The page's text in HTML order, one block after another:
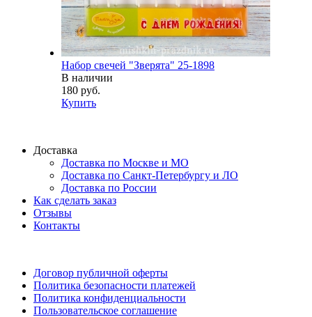
Набор свечей "Зверята" 25-1898
В наличии
180 руб.
Купить
Доставка
Доставка по Москве и МО
Доставка по Санкт-Петербургу и ЛО
Доставка по России
Как сделать заказ
Отзывы
Контакты
Договор публичной оферты
Политика безопасности платежей
Политика конфиденциальности
Пользовательское соглашение